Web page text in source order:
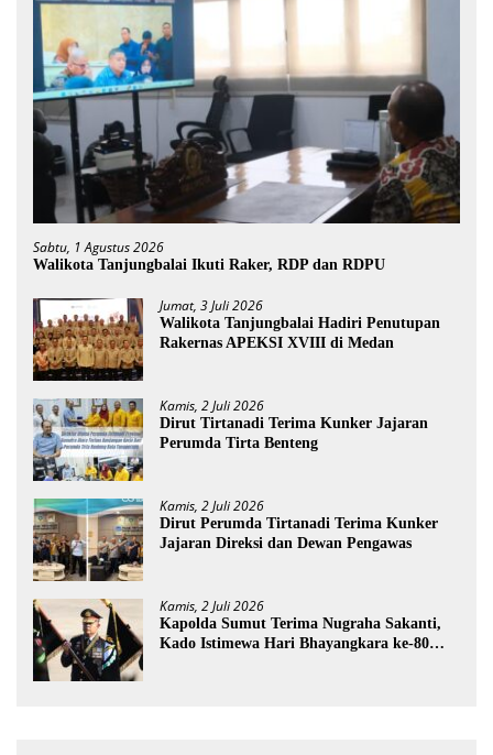
Sabtu, 1 Agustus 2026
Walikota Tanjungbalai Ikuti Raker, RDP dan RDPU
Jumat, 3 Juli 2026
Walikota Tanjungbalai Hadiri Penutupan
Rakernas APEKSI XVIII di Medan
Kamis, 2 Juli 2026
Dirut Tirtanadi Terima Kunker Jajaran
Perumda Tirta Benteng
Kamis, 2 Juli 2026
Dirut Perumda Tirtanadi Terima Kunker
Jajaran Direksi dan Dewan Pengawas
Kamis, 2 Juli 2026
Kapolda Sumut Terima Nugraha Sakanti,
Kado Istimewa Hari Bhayangkara ke-80